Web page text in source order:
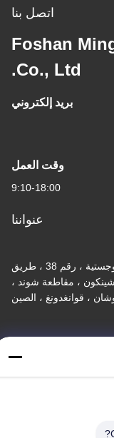
اتصل بنا
Foshan
Co., Ltd.
بريد إلكتروني
وقت العمل
9:10-18:00
عنواننا
رقم 105 أ ، المنطقة ج ، مدينة ليوان اللوجستية ، رقم 38 ، طريق
تشينكون ، مقاطعة شوند ،
، قوانغدونغ ، الصين
تشينكون ، مقاطعة شوند ،
، قوانغدونغ ، الصين